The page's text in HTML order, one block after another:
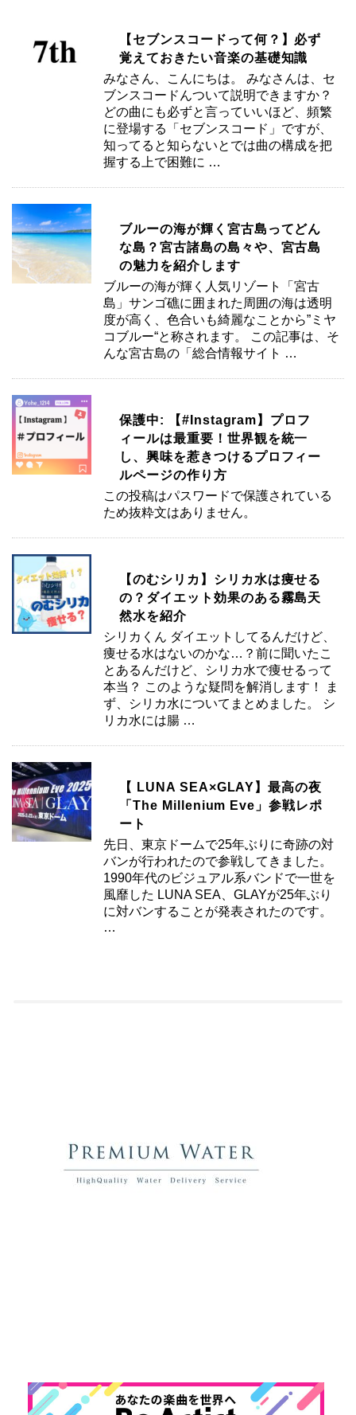
【セブンスコードって何？】必ず
覚えておきたい音楽の基礎知識
みなさん、こんにちは。 みなさんは、セ
ブンスコードんついて説明できますか？
どの曲にも必ずと言っていいほど、頻繁
に登場する「セブンスコード」ですが、
知ってると知らないとでは曲の構成を把
握する上で困難に …
ブルーの海が輝く宮古島ってどん
な島？宮古諸島の島々や、宮古島
の魅力を紹介します
ブルーの海が輝く人気リゾート「宮古
島」サンゴ礁に囲まれた周囲の海は透明
度が高く、色合いも綺麗なことから”ミヤ
コブルー“と称されます。 この記事は、そ
んな宮古島の「総合情報サイト …
保護中: 【#Instagram】プロフ
ィールは最重要！世界観を統一
し、興味を惹きつけるプロフィー
ルページの作り方
この投稿はパスワードで保護されている
ため抜粋文はありません。
【のむシリカ】シリカ水は痩せる
の？ダイエット効果のある霧島天
然水を紹介
シリカくん ダイエットしてるんだけど、
痩せる水はないのかな…？前に聞いたこ
とあるんだけど、シリカ水で痩せるって
本当？ このような疑問を解消します！ ま
ず、シリカ水についてまとめました。 シ
リカ水には腸 …
【 LUNA SEA×GLAY】最高の夜
「The Millenium Eve」参戦レポ
ート
先日、東京ドームで25年ぶりに奇跡の対
バンが行われたので参戦してきました。
1990年代のビジュアル系バンドで一世を
風靡した LUNA SEA、GLAYが25年ぶり
に対バンすることが発表されたのです。
…